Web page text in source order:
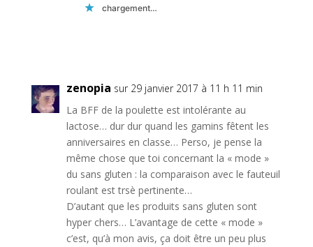
chargement…
zenopia sur 29 janvier 2017 à 11 h 11 min
La BFF de la poulette est intolérante au
lactose… dur dur quand les gamins fêtent les
anniversaires en classe… Perso, je pense la
même chose que toi concernant la « mode »
du sans gluten : la comparaison avec le fauteuil
roulant est trsè pertinente…
D’autant que les produits sans gluten sont
hyper chers… L’avantage de cette « mode »
c’est, qu’à mon avis, ça doit être un peu plus